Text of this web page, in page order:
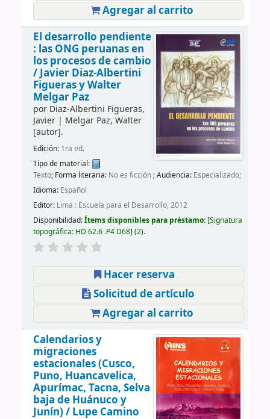
Agregar al carrito
El desarrollo pendiente
: las ONG peruanas en
los procesos de cambio
/Javier Diaz-Albertini
Figueras y Walter
Melgar Paz
por Diaz-Albertini Figueras,
Javier| Melgar Paz, Walter
[autor].
Edición: 1ra ed.
Tipo de material:
Texto; Forma literaria: No es ficción; Audiencia: Especializado;
Idioma: Español
Editor: Lima : Escuela para el Desarrollo, 2012
Disponibilidad:Ítems disponibles para préstamo: Signatura
topográfica: HD 62.6 .P4 D68 (2).
Hacer reserva
Solicitud de artículo
Agregar al carrito
Calendarios y
migraciones
estacionales (Cusco,
Puno, Huancavelica,
Apurímac, Tacna, Selva
baja de Huánuco y
Junín) / Lupe Camino